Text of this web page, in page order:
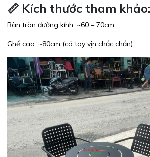
📏 Kích thước tham khảo:
Bàn tròn đường kính: ~60 – 70cm
Ghế cao: ~80cm (có tay vịn chắc chắn)